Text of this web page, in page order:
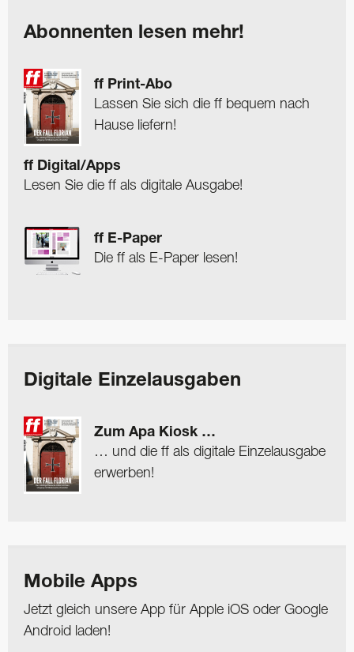
Abonnenten lesen mehr!
ff Print-Abo
Lassen Sie sich die ff bequem nach
Hause liefern!
ff Digital/Apps
Lesen Sie die ff als digitale Ausgabe!
ff E-Paper
Die ff als E-Paper lesen!
Digitale Einzelausgaben
Zum Apa Kiosk …
… und die ff als digitale Einzelausgabe
erwerben!
Mobile Apps
Jetzt gleich unsere App für Apple iOS oder Google
Android laden!